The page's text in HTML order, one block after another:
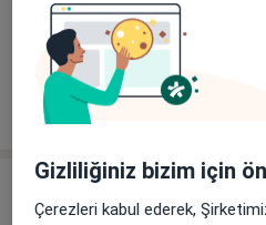
Hizmetler
Diğer Hizmetler
Randevu
Gizliliğiniz bizim için
Çerezleri kabul ederek,